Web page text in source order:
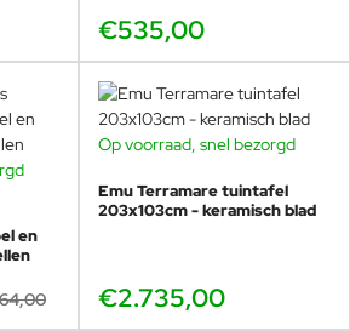
Italiaans
voor buiten
in metalen en geweven
bekend om luxueuze designs die perfect
en wind. Het merk werd in 1951 opgericht
sindsdien een ongeëvenaarde
met internationale topontwerpers,
€535,00
-40%
en
Op voorraad, snel bezorgd
Emu Terramare tuintafel
203x103cm - keramisch blad
€2.735,00